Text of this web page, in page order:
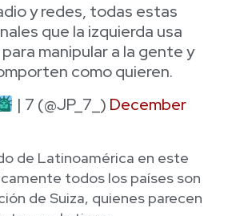
y redes, todas estas
que la izquierda usa
manipular a la gente y
como quieren.
| 7 (@JP_7_) December
de Latinoamérica en este
todos los países son
de Suiza, quienes parecen